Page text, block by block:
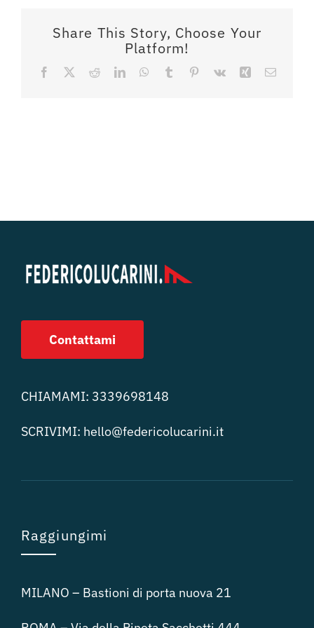
Share This Story, Choose Your
Platform!
Facebook RedditLinkedInWhatsApp
Tumblr Pinterest
Vk Xing Email
Contattami
CHIAMAMI: 3339698148
SCRIVIMI: hello@federicolucarini.it
Raggiungimi
MILANO – Bastioni di porta nuova 21